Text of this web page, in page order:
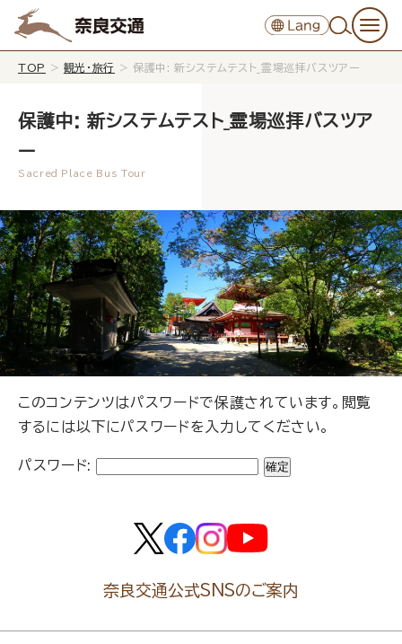
TOP > 観光・旅行 > 保護中: 新システムテスト_霊場巡拝バスツアー
保護中: 新システムテスト_霊場巡拝バスツア
ー
このコンテンツはパスワードで保護されています。閲覧
するには以下にパスワードを入力してください。
パスワード:
奈良交通公式SNSのご案内